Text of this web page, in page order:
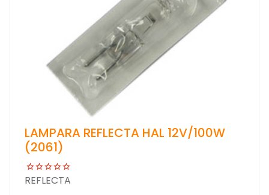
LAMPARA REFLECTA HAL 12V/100W
(2061)
REFLECTA